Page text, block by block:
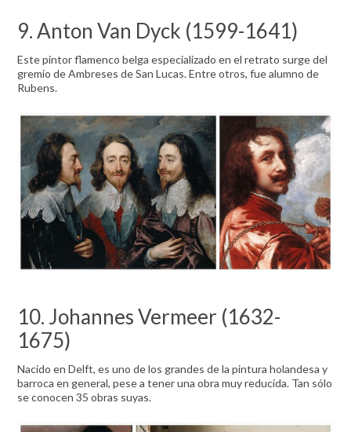
9. Anton Van Dyck (1599-1641)
Este pintor flamenco belga especializado en el retrato surge del
gremio de Ambreses de San Lucas. Entre otros, fue alumno de
Rubens.
10. Johannes Vermeer (1632-
1675)
Nacido en Delft, es uno de los grandes de la pintura holandesa y
barroca en general, pese a tener una obra muy reducida. Tan sólo
se conocen 35 obras suyas.